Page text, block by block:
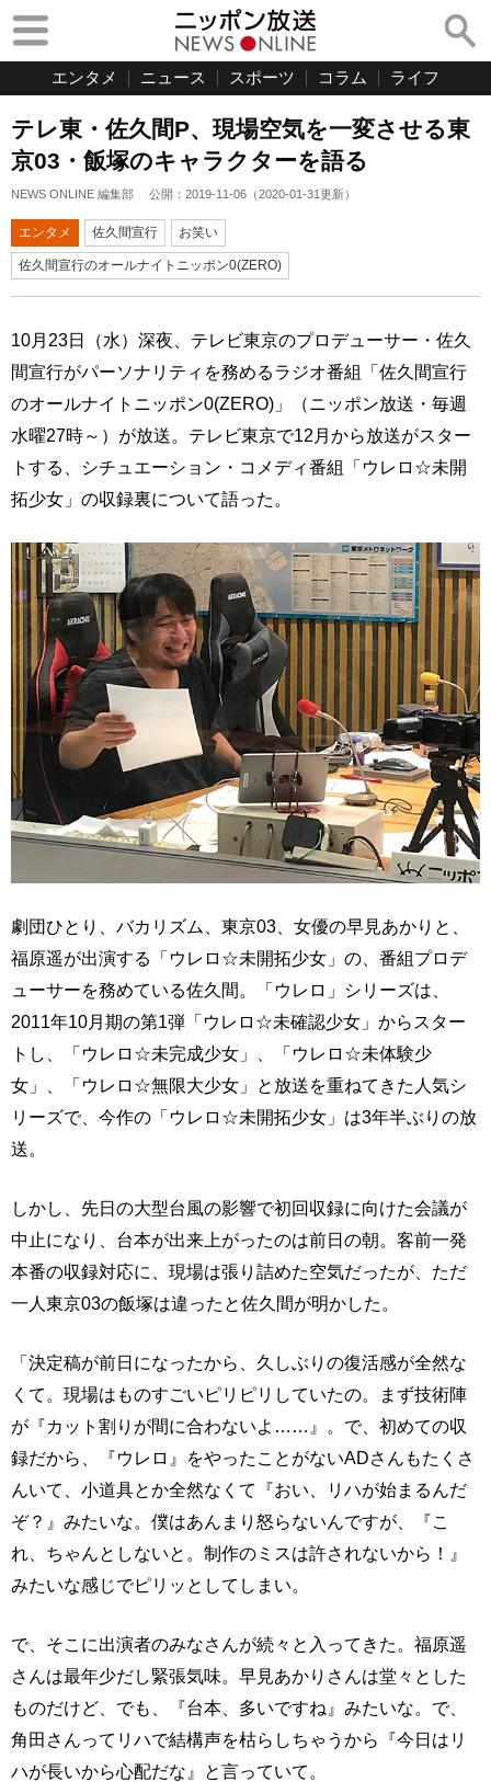
エンタメ ニュース スポーツ コラム ライフ
テレ東・佐久間P、現場空気を一変させる東
京03・飯塚のキャラクターを語る
NEWS ONLINE 編集部 公開： 2019-11-06 （2020-01-31更新）
エンタメ 佐久間宣行 お笑い
佐久間宣行のオールナイトニッポン0(ZERO)
10月23日（水）深夜、テレビ東京のプロデューサー・佐久
間宣行がパーソナリティを務めるラジオ番組「佐久間宣行
のオールナイトニッポン0(ZERO)」（ニッポン放送・毎週
水曜27時～）が放送。テレビ東京で12月から放送がスター
トする、シチュエーション・コメディ番組「ウレロ☆未開
拓少女」の収録裏について語った。
劇団ひとり、バカリズム、東京03、女優の早見あかりと、
福原遥が出演する「ウレロ☆未開拓少女」の、番組プロデ
ューサーを務めている佐久間。「ウレロ」シリーズは、
2011年10月期の第1弾「ウレロ☆未確認少女」からスター
トし、「ウレロ☆未完成少女」、「ウレロ☆未体験少
女」、「ウレロ☆無限大少女」と放送を重ねてきた人気シ
リーズで、今作の「ウレロ☆未開拓少女」は3年半ぶりの放
送。
しかし、先日の大型台風の影響で初回収録に向けた会議が
中止になり、台本が出来上がったのは前日の朝。客前一発
本番の収録対応に、現場は張り詰めた空気だったが、ただ
一人東京03の飯塚は違ったと佐久間が明かした。
「決定稿が前日になったから、久しぶりの復活感が全然な
くて。現場はものすごいピリピリしていたの。まず技術陣
が『カット割りが間に合わないよ……』。で、初めての収
録だから、『ウレロ』をやったことがないADさんもたくさ
んいて、小道具とか全然なくて『おい、リハが始まるんだ
ぞ？』みたいな。僕はあんまり怒らないんですが、『こ
れ、ちゃんとしないと。制作のミスは許されないから！』
みたいな感じでピリッとしてしまい。
で、そこに出演者のみなさんが続々と入ってきた。福原遥
さんは最年少だし緊張気味。早見あかりさんは堂々とした
ものだけど、でも、『台本、多いですね』みたいな。で、
角田さんってリハで結構声を枯らしちゃうから『今日はリ
ハが長いから心配だな』と言っていて。